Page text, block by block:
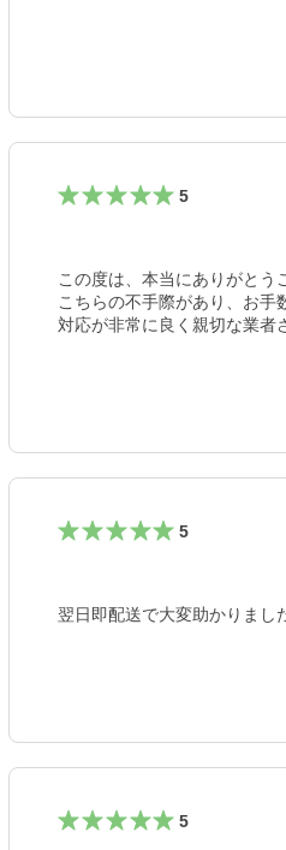
5
この度は、本当にありがとう
こちらの不手際があり、お手
対応が非常に良く親切な業者
5
翌日即配送で大変助かりまし
5